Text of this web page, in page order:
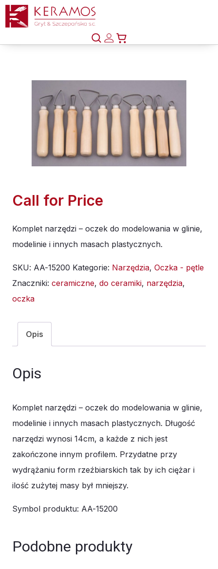
Call for Price
Komplet narzędzi – oczek do modelowania w glinie,
modelinie i innych masach plastycznych.
SKU: AA-15200 Kategorie: Narzędzia, Oczka - pętle
Znaczniki: ceramiczne, do ceramiki, narzędzia,
oczka
Opis
Opis
Komplet narzędzi – oczek do modelowania w glinie,
modelinie i innych masach plastycznych. Długość
narzędzi wynosi 14cm, a każde z nich jest
zakończone innym profilem. Przydatne przy
wydrążaniu form rzeźbiarskich tak by ich ciężar i
ilość zużytej masy był mniejszy.
Symbol produktu: AA-15200
Podobne produkty